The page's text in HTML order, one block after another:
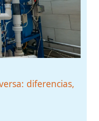
diferencias,